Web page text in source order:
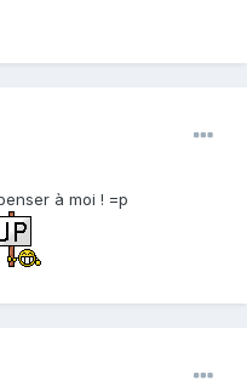
à moi ! =p